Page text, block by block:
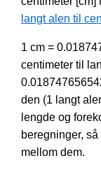
langt alen til
1 cm =
centimeter til
den (1 langt
lengde og
beregninger,
mellom dem.